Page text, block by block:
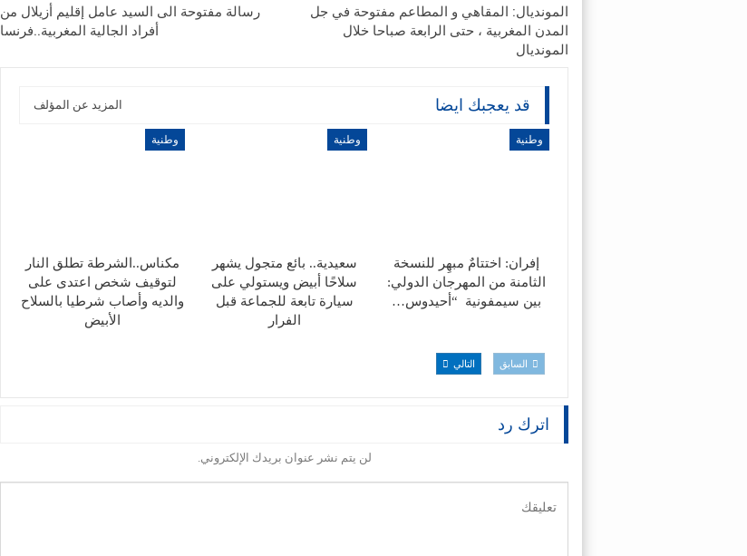
المونديال: المقاهي و المطاعم مفتوحة في جل
المدن المغربية ، حتى الرابعة صباحا خلال
المونديال
رسالة مفتوحة الى السيد عامل إقليم أزيلال من
أفراد الجالية المغربية..فرنسا
قد يعجبك ايضا المزيد عن المؤلف
وطنية
إفران: اختتامٌ مبهِر للنسخة
الثامنة من المهرجان الدولي:
بين سيمفونية “أحيدوس…
وطنية
سعيدية.. بائع متجول يشهر
سلاحًا أبيض ويستولي على
سيارة تابعة للجماعة قبل
الفرار
وطنية
مكناس..الشرطة تطلق النار
لتوقيف شخص اعتدى على
والديه وأصاب شرطيا بالسلاح
الأبيض
السابق التالي
اترك رد
لن يتم نشر عنوان بريدك الإلكتروني.